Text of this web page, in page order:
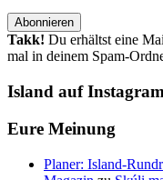
Takk! Du erhältst eine
mal in deinem Spam-
Island auf Instagram
Eure Meinung
Planer: Island-